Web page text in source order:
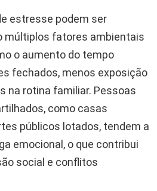
estresse podem ser
múltiplos fatores ambientais
o aumento do tempo
fechados, menos exposição
na rotina familiar. Pessoas
como casas
públicos lotados, tendem a
emocional, o que contribui
social e conflitos